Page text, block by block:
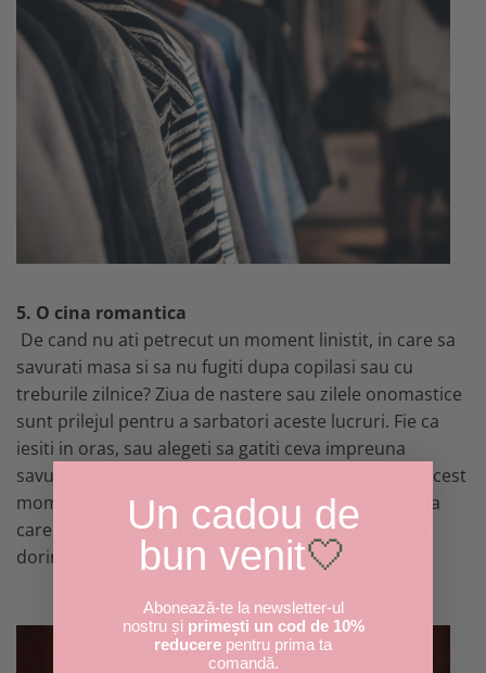
5. O cina romantica
De cand nu ati petrecut un moment linistit, in care sa
savurati masa si sa nu fugiti dupa copilasi sau cu
treburile zilnice? Ziua de nastere sau zilele onomastice
sunt prilejul pentru a sarbatori aceste lucruri. Fie ca
iesiti in oras, sau alegeti sa gatiti ceva impreuna
savurand un pahar de vin, incearca sa transformi acest
moment special, poti alege si un tort, o briosa langa
care sa asezi o lumnare in care taticul sa-si puna o
dorinta.
Un cadou de
bun venit🤍
Abonează-te la newsletter-ul
nostru și primești un cod de 10%
reducere pentru prima ta
comandă.